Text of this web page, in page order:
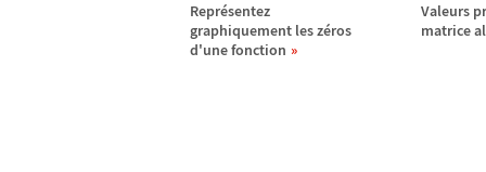
Représentez
graphiquement les zéros
d'une fonction
Valeurs
matrice al